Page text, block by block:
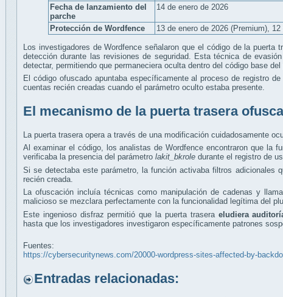
Fecha de lanzamiento del
parche
14 de enero de 2026
Protección de Wordfence 13 de enero de 2026 (Premium),
Los investigadores de Wordfence señalaron que el código de la puerta
detección durante las revisiones de seguridad. Esta técnica de
detectar, permitiendo que permaneciera oculta dentro del código base del
El código ofuscado apuntaba específicamente al proceso de registro
cuentas recién creadas cuando el parámetro oculto estaba presente.
El mecanismo de la puerta trasera
La puerta trasera opera a través de una modificación cuidadosamente
Al examinar el código, los analistas de Wordfence encontraron que la
verificaba la presencia del parámetro lakit_bkrole durante el registro de
Si se detectaba este parámetro, la función activaba filtros adicionales
recién creada.
La ofuscación incluía técnicas como manipulación de cadenas y
malicioso se mezclara perfectamente con la funcionalidad legítima del
Este ingenioso disfraz permitió que la puerta trasera eludiera
hasta que los investigadores investigaron específicamente patrones
Fuentes:
https://cybersecuritynews.com/20000-wordpress-sites-affected-by-
Entradas relacionadas: